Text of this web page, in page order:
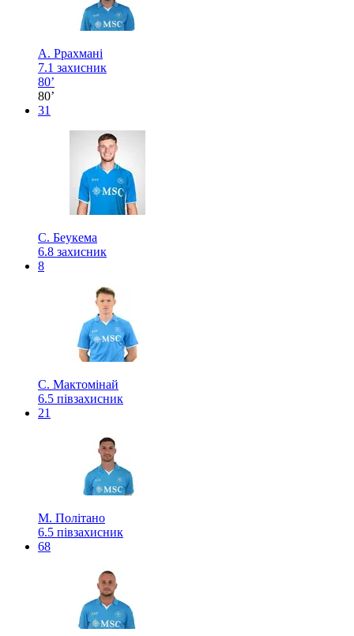
А. Ррахмані
7.1 захисник
80’
80’
31
С. Беукема
6.8 захисник
8
С. Мактомінай
6.5 півзахисник
21
М. Політано
6.5 півзахисник
68